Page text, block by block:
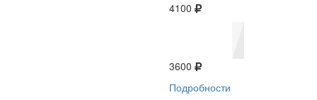
4100
3600
Подробности